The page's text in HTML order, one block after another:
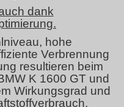
dank
hohe
Verbrennung
resultieren beim
K 1600 GT und
Wirkungsgrad und